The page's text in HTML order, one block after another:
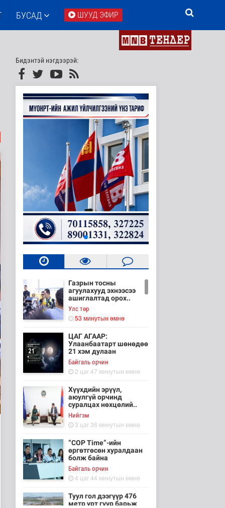
БУСАД ШУУД ЭФИР
Бидэнтэй нэгдээрэй:
Газрын тосны
агуулахууд эхнээсээ
ашиглалтад орох..
Улс төр
53 минутын өмнө
ЦАГ АГААР:
Улаанбаатарт шөнөдөө
21 хэм дулаан
Байгаль орчин
2 цаг 47 минутын өмнө
Хүүхдийн эрүүл,
аюулгүй орчинд
суралцах нөхцөлий..
Нийгэм
3 цаг 36 минутын өмнө
“COP Time”-ийн
өргөтгөсөн хуралдаан
болж байна
Байгаль орчин
4 цаг 44 минутын өмнө
Туул гол дээгүүр 476
метр урт гүүр барьж